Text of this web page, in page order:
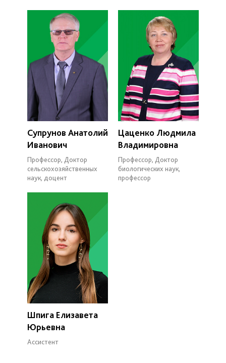
Супрунов Анатолий
Иванович
Профессор, Доктор
сельскохозяйственных
наук, доцент
Цаценко Людмила
Владимировна
Профессор, Доктор
биологических наук,
профессор
Шпига Елизавета
Юрьевна
Ассистент